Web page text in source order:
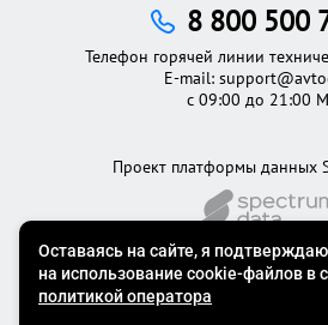
©2012 - 2026Официальный сервис
Проект платформы данных
8 800 500
Телефон горячей линии
E-mail:
с 09:00 до 21:00